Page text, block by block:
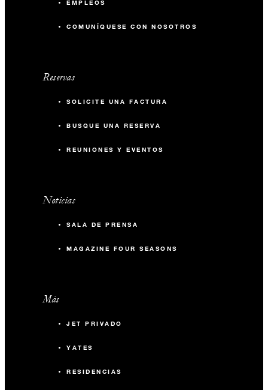
EMPLEOS
COMUNÍQUESE CON NOSOTROS
Reservas
SOLICITE UNA FACTURA
BUSQUE UNA RESERVA
REUNIONES Y EVENTOS
Noticias
SALA DE PRENSA
MAGAZINE FOUR SEASONS
Más
JET PRIVADO
YATES
RESIDENCIAS